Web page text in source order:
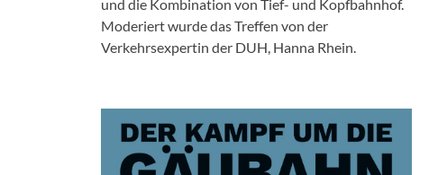
und die Kombination von Tief- und Kopfbahnhof.
Moderiert wurde das Treffen von der
Verkehrsexpertin der DUH, Hanna Rhein.